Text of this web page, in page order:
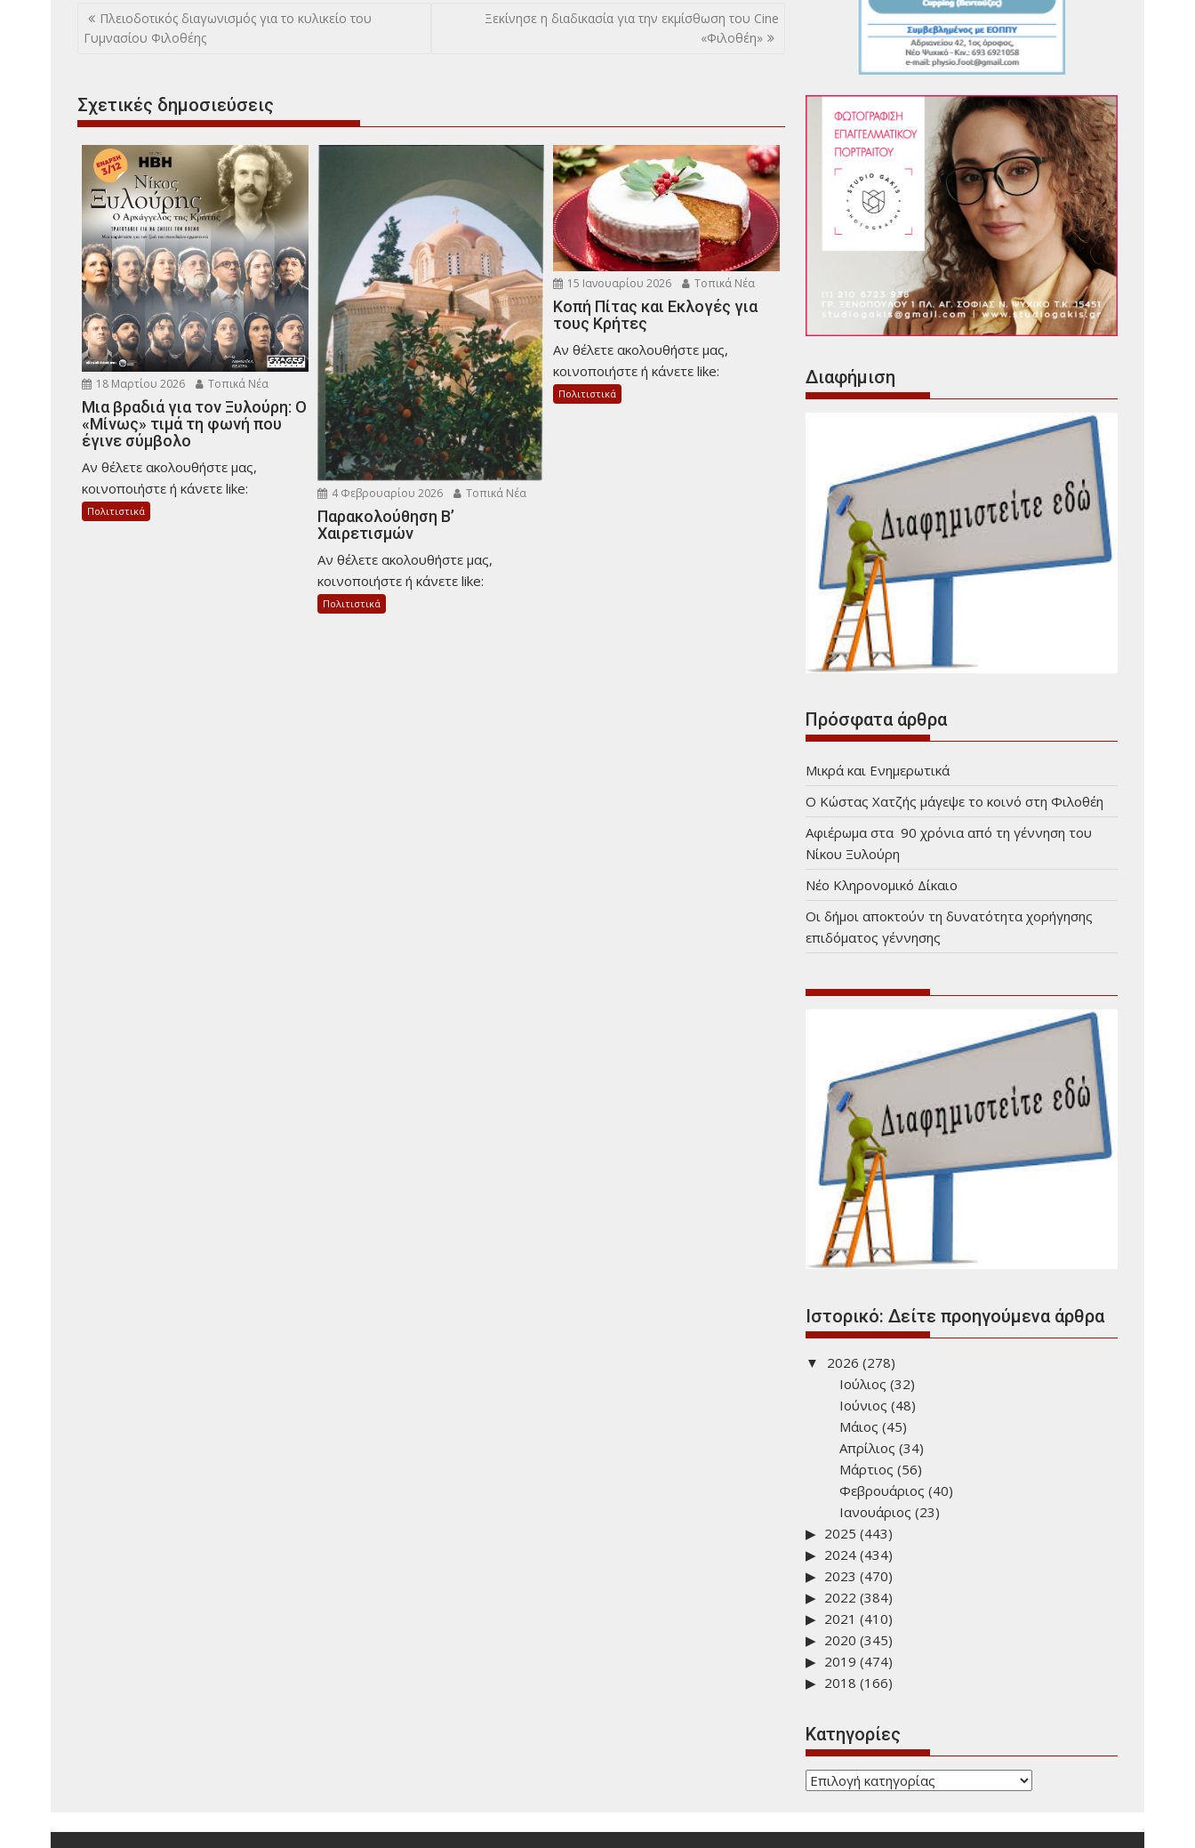
Πλοήγηση
άρθρων
Πλειοδοτικός διαγωνισμός για το κυλικείο του
Γυμνασίου Φιλοθέης
Ξεκίνησε η διαδικασία για την εκμίσθωση του Cine
«Φιλοθέη»
Σχετικές δημοσιεύσεις
18 Μαρτίου 2026 Τοπικά Νέα
Μια βραδιά για τον Ξυλούρη: Ο
«Μίνως» τιμά τη φωνή που
έγινε σύμβολο
Αν θέλετε ακολουθήστε μας,
κοινοποιήστε ή κάνετε like:
Πολιτιστικά
4 Φεβρουαρίου 2026 Τοπικά Νέα
Παρακολούθηση Β’
Χαιρετισμών
Αν θέλετε ακολουθήστε μας,
κοινοποιήστε ή κάνετε like:
Πολιτιστικά
15 Ιανουαρίου 2026 Τοπικά Νέα
Κοπή Πίτας και Εκλογές για
τους Κρήτες
Αν θέλετε ακολουθήστε μας,
κοινοποιήστε ή κάνετε like:
Πολιτιστικά
Διαφήμιση
Πρόσφατα άρθρα
Μικρά και Ενημερωτικά
Ο Κώστας Χατζής μάγεψε το κοινό στη Φιλοθέη
Αφιέρωμα στα 90 χρόνια από τη γέννηση του
Νίκου Ξυλούρη
Νέο Κληρονομικό Δίκαιο
Οι δήμοι αποκτούν τη δυνατότητα χορήγησης
επιδόματος γέννησης
Ιστορικό: Δείτε προηγούμενα άρθρα
2026 (278)
Ιούλιος (32)
Ιούνιος (48)
Μάιος (45)
Απρίλιος (34)
Μάρτιος (56)
Φεβρουάριος (40)
Ιανουάριος (23)
2025 (443)
2024 (434)
2023 (470)
2022 (384)
2021 (410)
2020 (345)
2019 (474)
2018 (166)
Kατηγορίες
Kατηγορίες